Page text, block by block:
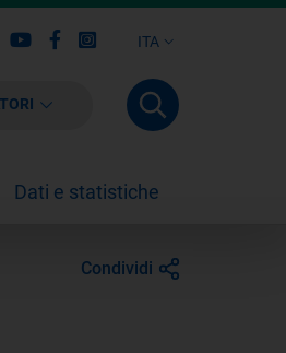
ITA
YoutubeFacebook
Instagram
Dati e statistiche
Condividi